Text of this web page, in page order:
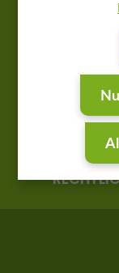
WIR